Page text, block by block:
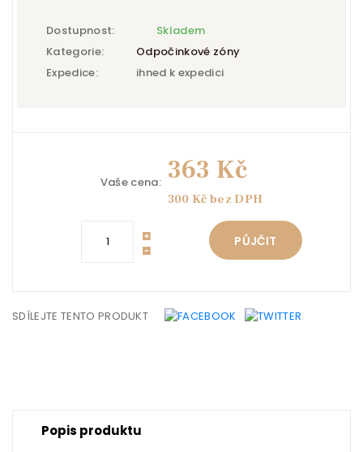
Dostupnost:
Skladem
Kategorie:
Odpočinkové zóny
Expedice:
ihned k expedici
Vaše cena: 363 Kč
300 Kč bez DPH
PŮJČIT
SDÍLEJTE TENTO PRODUKT
Popis produktu